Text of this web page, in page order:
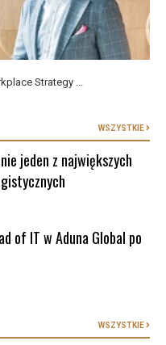
Strategy ...
WSZYSTKIE
jeden z największych
of IT w Aduna Global po
WSZYSTKIE